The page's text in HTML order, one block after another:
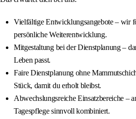
Vielfältige Entwicklungsangebote – wir
persönliche Weiterentwicklung.
Mitgestaltung bei der Dienstplanung –
Leben passt.
Faire Dienstplanung ohne
Stück, damit du erholt bleibst.
Abwechslungsreiche Einsatzbereiche –
Tagespflege sinnvoll kombiniert.